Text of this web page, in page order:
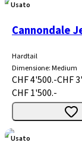
Usato
Cannondale
Hardtail
Dimensione:Medium
CHF 4'500.-CHF
CHF 1'500.-
Usato